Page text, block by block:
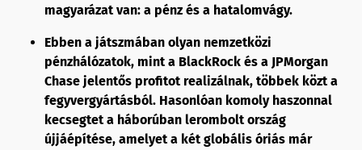
magyarázat van: a pénz és a hatalomvágy.
Ebben a játszmában olyan nemzetközi
pénzhálózatok, mint a BlackRock és a JPMorgan
Chase jelentős profitot realizálnak, többek közt a
fegyvergyártásból. Hasonlóan komoly haszonnal
kecsegtet a háborúban lerombolt ország
újjáépítése, amelyet a két globális óriás már